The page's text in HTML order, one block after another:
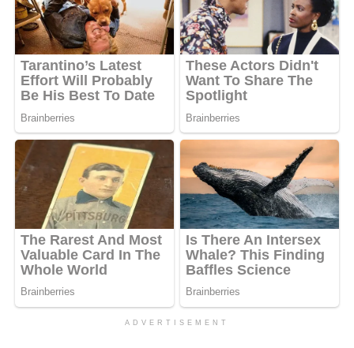
ADVERTISEMENT